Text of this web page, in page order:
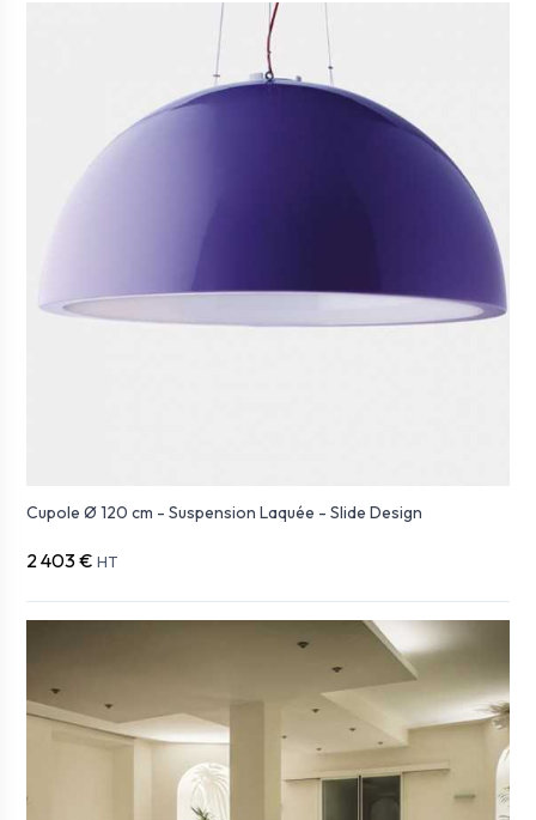
Cupole Ø 120 cm - Suspension Laquée - Slide Design
2 403 € HT